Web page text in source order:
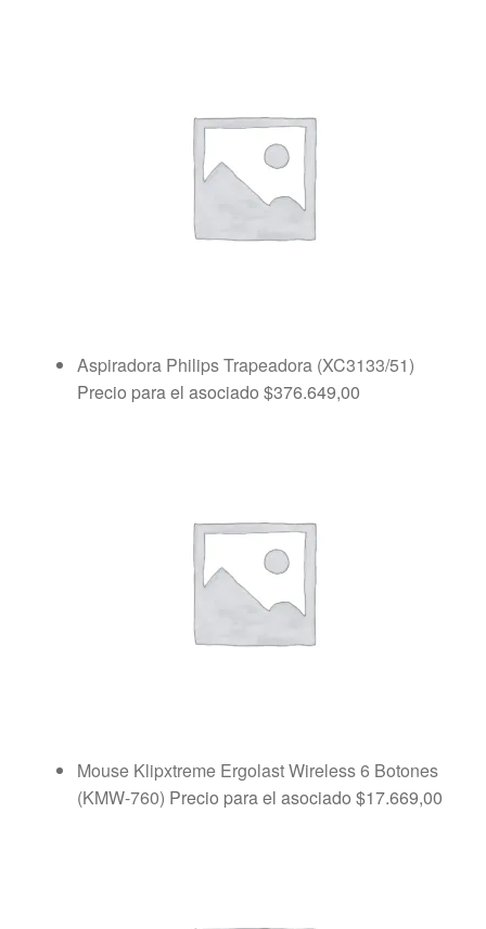
Aspiradora Philips Trapeadora (XC3133/51)
Precio para el asociado $376.649,00
Mouse Klipxtreme Ergolast Wireless 6 Botones
(KMW-760) Precio para el asociado $17.669,00